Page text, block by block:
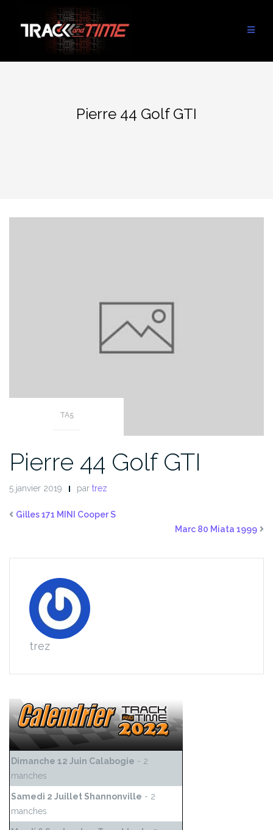
contenu
Pierre 44 Golf GTI
TA5
Pierre 44 Golf GTI
5 janvier 2019 par trez
Gilles 171 MINI Cooper S
Marc 80 Miata 1999
trez
Dimanche 12 Juin Calabogie - 2
manches
Samedi 2 Juillet Shannonville - 2
manches